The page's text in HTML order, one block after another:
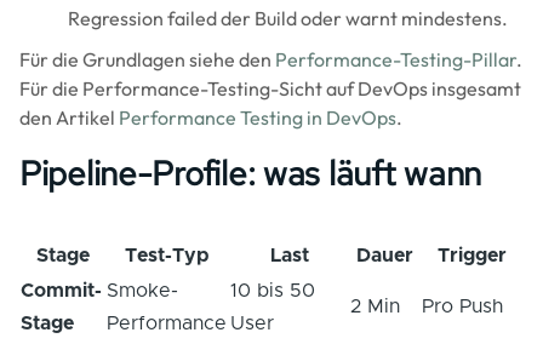
Regression failed der Build oder warnt mindestens.
Für die Grundlagen siehe den Performance-Testing-Pillar.
Für die Performance-Testing-Sicht auf DevOps insgesamt
den Artikel Performance Testing in DevOps.
Pipeline-Profile: was läuft wann
Stage Test-Typ Last Dauer
Trigger
Commit-
Stage
Smoke-
Performance
10 bis 50
User
2 Min Pro Push